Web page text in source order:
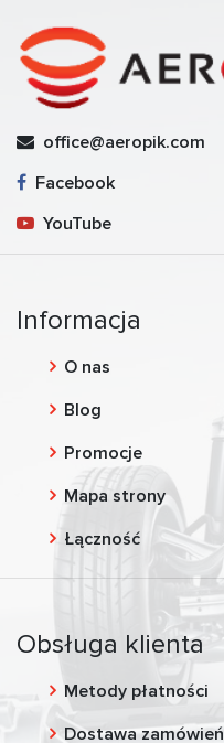
office@aeropik.com
Facebook
YouTube
Informacja
O nas
Blog
Promocje
Mapa strony
Łączność
Obsługa klienta
Metody płatności
Dostawa zamówień